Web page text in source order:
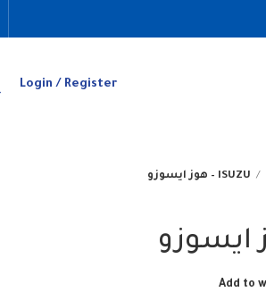
Login / Register
ISUZU – هوز ايسوزو
Add to